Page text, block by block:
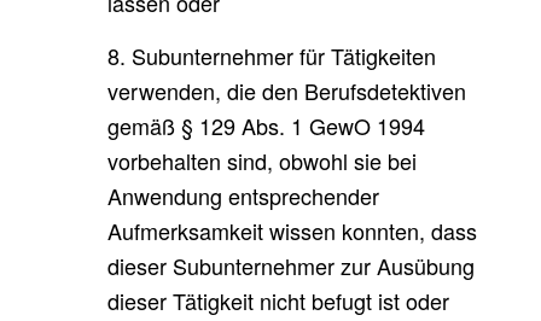
8. Subunternehmer für Tätigkeiten
verwenden, die den Berufsdetektiven
gemäß § 129 Abs. 1 GewO 1994
vorbehalten sind, obwohl sie bei
Anwendung entsprechender
Aufmerksamkeit wissen konnten, dass
dieser Subunternehmer zur Ausübung
dieser Tätigkeit nicht befugt ist oder